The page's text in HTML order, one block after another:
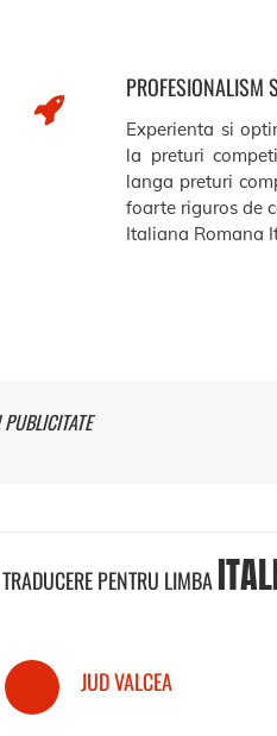
PROFESIONALISM
Experienta si
la preturi
langa preturi
foarte riguros de
Italiana Romana
PENTRU LIMBA
JUD VALCEA